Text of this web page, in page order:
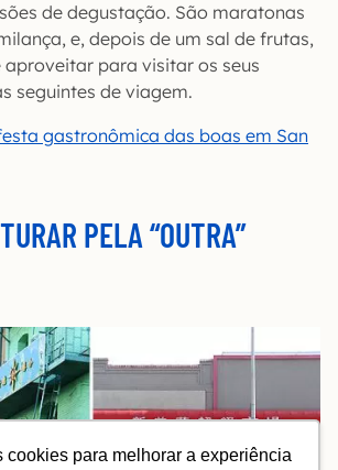
cookies para melhorar a experiência
de degustação. São maratonas
e, depois de um sal de frutas,
para visitar os seus
seguintes de viagem.
gastronômica das boas em San
PELA “OUTRA”